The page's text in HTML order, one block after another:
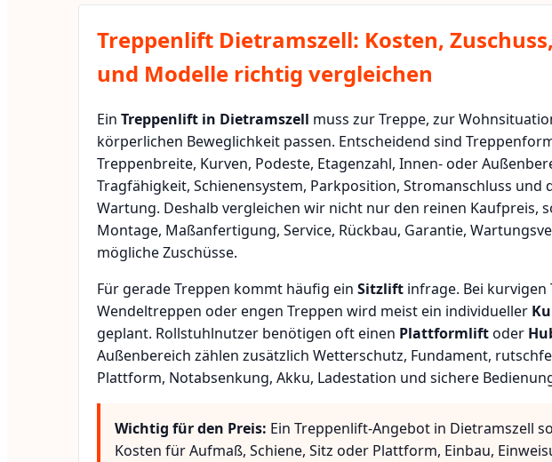
Treppenlift Dietramszell: Kosten,
und Modelle richtig vergleichen
Ein Treppenlift in Dietramszell muss zur Treppe, zur
körperlichen Beweglichkeit passen. Entscheidend sind
Treppenbreite, Kurven, Podeste, Etagenzahl, Innen- oder
Tragfähigkeit, Schienensystem, Parkposition, Stromanschluss und
Wartung. Deshalb vergleichen wir nicht nur den reinen Kaufpreis,
Montage, Maßanfertigung, Service, Rückbau, Garantie,
mögliche Zuschüsse.
Für gerade Treppen kommt häufig ein Sitzlift infrage. Bei kurvigen
Wendeltreppen oder engen Treppen wird meist ein individueller
geplant. Rollstuhlnutzer benötigen oft einen Plattformliftoder
Außenbereich zählen zusätzlich Wetterschutz, Fundament,
Plattform, Notabsenkung, Akku, Ladestation und sichere
Wichtig für den Preis: Ein Treppenlift-Angebot in Dietramszell
Kosten für Aufmaß, Schiene, Sitz oder Plattform, Einbau,